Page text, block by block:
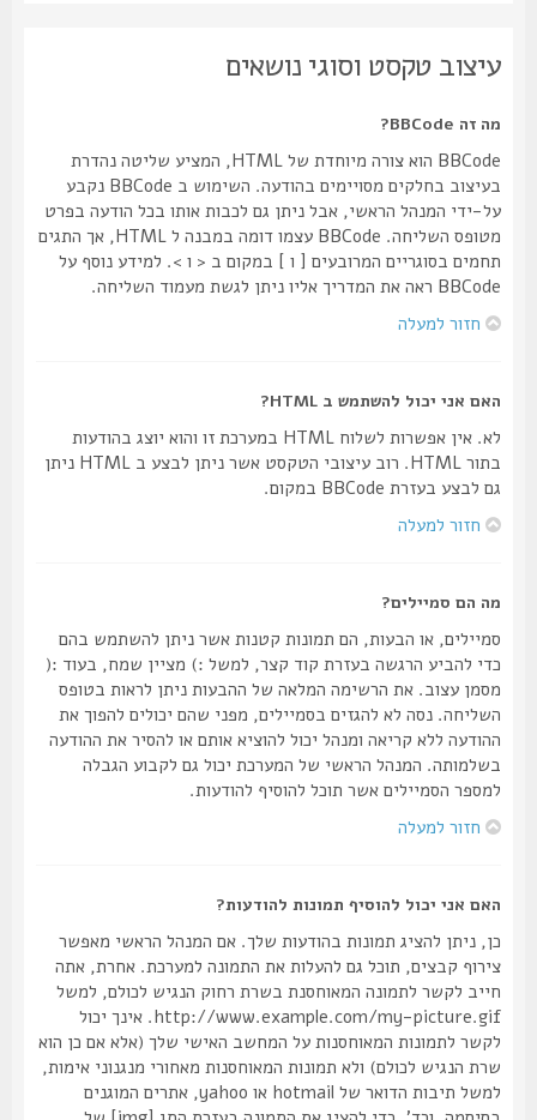
עיצוב טקסט וסוגי נושאים
מה זה BBCode?
BBCode הוא צורה מיוחדת של HTML, המציע שליטה נהדרת
בעיצוב בחלקים מסויימים בהודעה. השימוש ב BBCode נקבע
על-ידי המנהל הראשי, אבל ניתן גם לכבות אותו בכל הודעה בפרט
מטופס השליחה. BBCode עצמו דומה במבנה ל HTML, אך התגים
תחמים בסוגריים המרובעים [ ו ] במקום ב < ו >. למידע נוסף על
BBCode ראה את המדריך אליו ניתן לגשת מעמוד השליחה.
חזור למעלה
האם אני יכול להשתמש ב HTML?
לא. אין אפשרות לשלוח HTML במערכת זו והוא יוצג בהודעות
בתור HTML. רוב עיצובי הטקסט אשר ניתן לבצע ב HTML ניתן
גם לבצע בעזרת BBCode במקום.
חזור למעלה
מה הם סמיילים?
סמיילים, או הבעות, הם תמונות קטנות אשר ניתן להשתמש בהם
כדי להביע הרגשה בעזרת קוד קצר, למשל :) מציין שמח, בעוד :(
מסמן עצוב. את הרשימה המלאה של ההבעות ניתן לראות בטופס
השליחה. נסה לא להגזים בסמיילים, מפני שהם יכולים להפוך את
ההודעה ללא קריאה ומנהל יכול להוציא אותם או להסיר את ההודעה
בשלמותה. המנהל הראשי של המערכת יכול גם לקבוע הגבלה
למספר הסמיילים אשר תוכל להוסיף להודעות.
חזור למעלה
האם אני יכול להוסיף תמונות להודעות?
כן, ניתן להציג תמונות בהודעות שלך. אם המנהל הראשי מאפשר
צירוף קבצים, תוכל גם להעלות את התמונה למערכת. אחרת, אתה
חייב לקשר לתמונה המאוחסנת בשרת רחוק הנגיש לכולם, למשל
http://www.example.com/my-picture.gif. אינך יכול
לקשר לתמונות המאוחסנות על המחשב האישי שלך (אלא אם כן הוא
שרת הנגיש לכולם) ולא תמונות המאוחסנות מאחורי מנגנוני אימות,
למשל תיבות הדואר של hotmail או yahoo, אתרים המוגנים